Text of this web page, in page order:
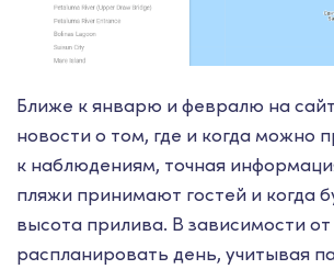
Ближе к январю и февралю на
новости о том, где и когда можно
к наблюдениям, точная
пляжи принимают гостей и когда
высота прилива. В зависимости
распланировать день, учитывая